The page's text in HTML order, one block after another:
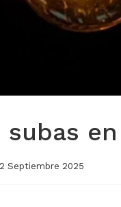
subas
Septiembre 2025